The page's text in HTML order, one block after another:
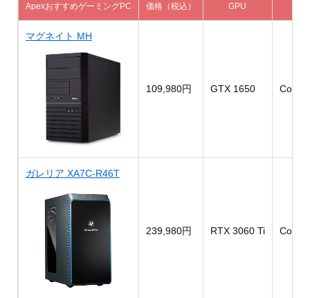
ApexおすすめゲーミングPC 価格（税込） GPU
マグネイト MH
109,980円 GTX 1650 Core
ガレリア XA7C-R46T
239,980円 RTX 3060 Ti Core